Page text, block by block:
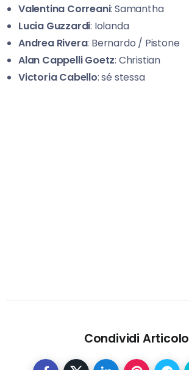
Valentina Correani: Samantha
Lucia Guzzardi: Iolanda
Andrea Rivera: Bernardo / Pistone
Alan Cappelli Goetz: Christian
Victoria Cabello: sé stessa
Condividi Articolo